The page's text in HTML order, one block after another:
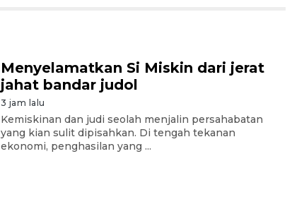
Menyelamatkan Si Miskin dari jerat
jahat bandar judol
3 jam lalu
Kemiskinan dan judi seolah menjalin persahabatan
yang kian sulit dipisahkan. Di tengah tekanan
ekonomi, penghasilan yang ...